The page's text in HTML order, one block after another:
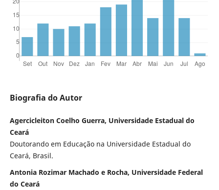
Biografia do Autor
Agercicleiton Coelho Guerra, Universidade Estadual do
Ceará
Doutorando em Educação na Universidade Estadual do
Ceará, Brasil.
Antonia Rozimar Machado e Rocha, Universidade Federal
do Ceará